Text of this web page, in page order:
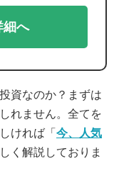
細へ
資なのか？まずは
れません。全てを
ければ「今、人気
く解説しておりま